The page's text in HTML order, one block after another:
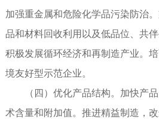
加强重金属和危险化学品污染防治
品和材料回收利用以及低品位、共
积极发展循环经济和再制造产业。
境友好型示范企业。
（四）优化产品结构。加快产品
术含量和附加值。推进精益制造，